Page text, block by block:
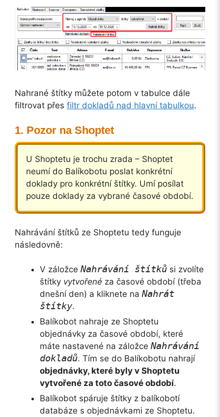
Nahrané štítky můžete potom v tabulce dále
filtrovat přes filtr dokladů nad hlavní tabulkou.
Pozor na Shoptet
U Shoptetu je trochu zrada – Shoptet
neumí do Balíkobotu poslat konkrétní
doklady pro konkrétní štítky. Umí posílat
pouze doklady za vybrané časové období.
Nahrávání štítků ze Shoptetu tedy funguje
následovně:
V záložce Nahrávání štítků si zvolíte
štítky vytvořené za časové období (třeba
dnešní den) a kliknete na Nahrát
štítky.
Balíkobot nahraje ze Shoptetu
objednávky za časové období, které
máte nastavené na záložce Nahrávání
dokladů. Tím se do Balíkobotu nahrají
objednávky, které byly v Shoptetu
vytvořené za toto časové období.
Balíkobot spáruje štítky z balíkobotí
databáze s objednávkami ze Shoptetu.